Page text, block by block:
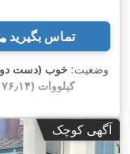
تماس بگیرید
وضعیت: خوب (دست
کیلووات (۷۶٫۱۴ اسب بخار)
,
, تجهیزات:,
آگهی کوچک